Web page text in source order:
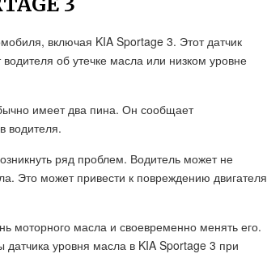
включая KIA Sportage 3. Этот датчик
об утечке масла или низком уровне
имеет два пина. Он сообщает
водителя.
ряд проблем. Водитель может не
Это может привести к повреждению двигателя
моторного масла и своевременно менять его.
уровня масла в KIA Sportage 3 при